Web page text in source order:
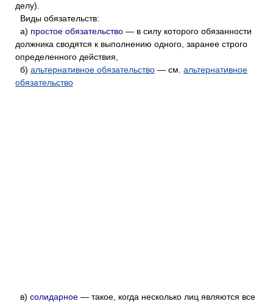
делу).
Виды обязательств:
а) простое обязательство — в силу которого обязанности
должника сводятся к выполнению одного, заранее строго
определенного действия,
б) альтернативное обязательство — см. альтернативное
обязательство
в) солидарное — такое, когда несколько лиц являются все